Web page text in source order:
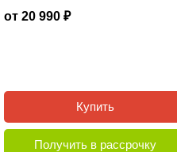
от 20 990 ₽
Купить
Получить в рассрочку